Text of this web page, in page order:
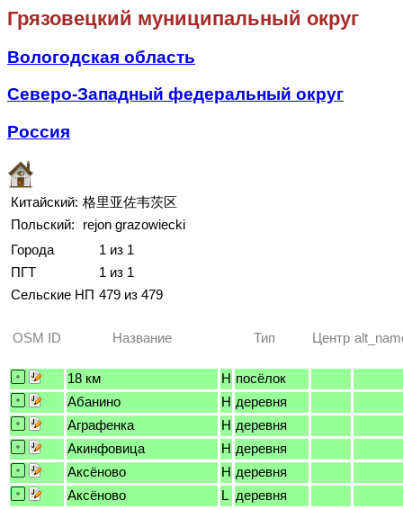
Грязовецкий муниципальный округ
Вологодская область
Северо-Западный федеральный округ
Россия
Китайский: 格里亚佐韦茨区
Польский:
rejon grazowiecki
Города
1 из 1
ПГТ
1 из 1
Сельские НП 479 из 479
OSM ID Название Тип Центр
18 км H посёлок
Абанино
H деревня
Аграфенка
H деревня
Акинфовица
H деревня
Аксёново
H деревня
Аксёново
L деревня